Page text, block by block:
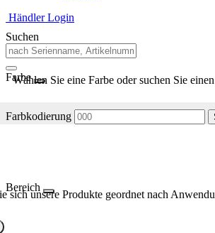
Händler Login
Suchen
Farbe
Wählen Sie eine Farbe oder suchen Sie
Farbkodierung
Bereich
sich unsere Produkte geordnet nach